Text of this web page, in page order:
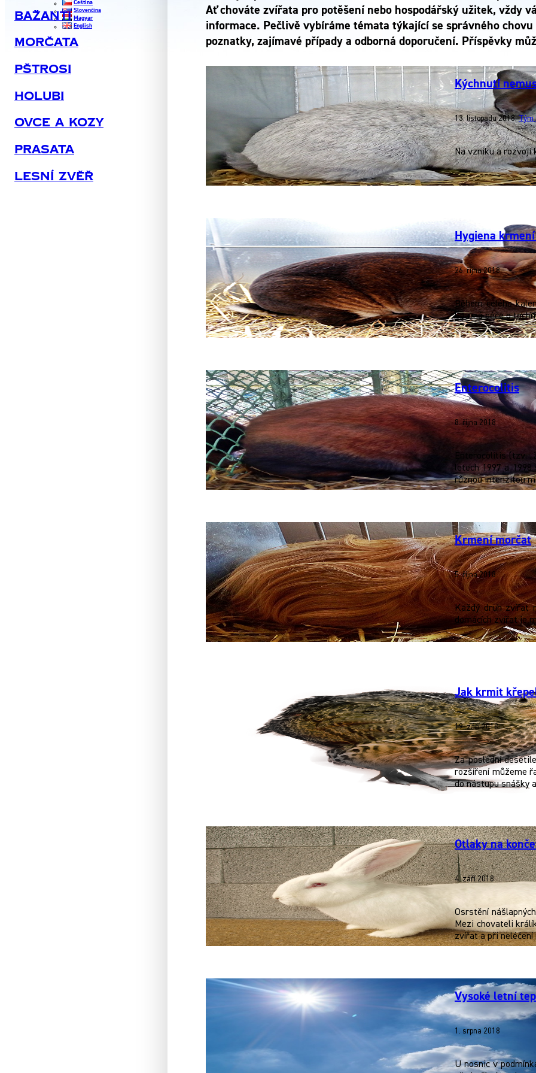
Čeština
Slovenčina
Magyar
English
Bažanti
Morčata
Pštrosi
Holubi
Ovce A Kozy
Prasata
Lesní Zvěř
Ať chováte zvířata pro potěšení nebo hospodářský užitek, vždy
informace. Pečlivě vybíráme témata týkající se správného chovu
poznatky, zajímavé případy a odborná doporučení. Příspěvky
Kýchnutí
13. listopadu 2018,Tým
Na vzniku a rozvoji
Hygiena
26. října 2018
Během celého
Špatná péče o
Enterocolitis
8. října 2018
Enterocolitis (tzv.
letech 1997 a
různou intenzitou
Krmení morčat
5. října 2018
Každý druh zvířat
domácích zvířat je
Jak krmit
19. září 2018
Za poslední
rozšíření můžeme
do nástupu snášky
Otlaky na
4. září 2018
Osrstění
Mezi chovateli
zvířat a při neléčení
Vysoké letní
1. srpna 2018
U nosnic v